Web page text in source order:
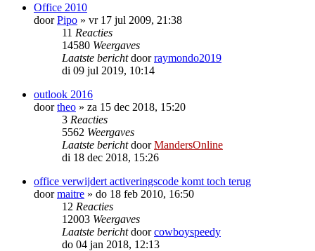
Office 2010
doorPipo » vr 17 jul 2009, 21:38
11 Reacties
14580 Weergaves
Laatste berichtdoorraymondo2019
di 09 jul 2019, 10:14
outlook 2016
doortheo » za 15 dec 2018, 15:20
3 Reacties
5562 Weergaves
Laatste berichtdoorMandersOnline
di 18 dec 2018, 15:26
office verwijdert activeringscode komt toch terug
doormaitre » do 18 feb 2010, 16:50
12 Reacties
12003 Weergaves
Laatste berichtdoorcowboyspeedy
do 04 jan 2018, 12:13